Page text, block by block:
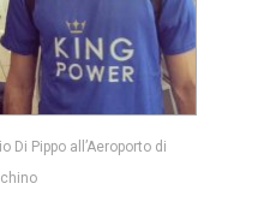
Di Pippo all’Aeroporto di